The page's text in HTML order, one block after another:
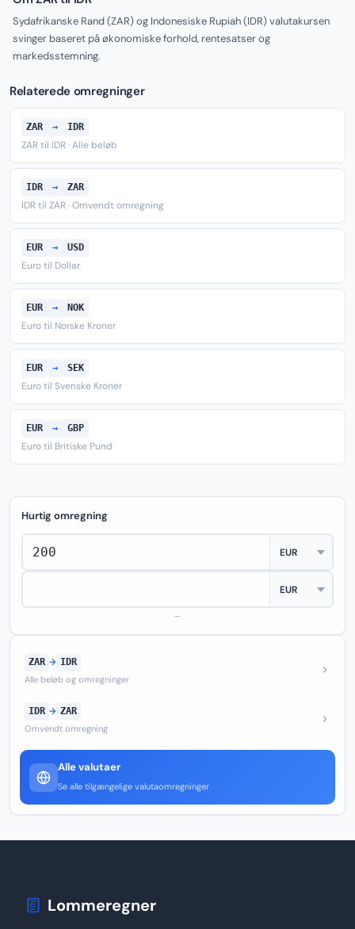
Sydafrikanske Rand (ZAR) og Indonesiske Rupiah (IDR) valutakursen
svinger baseret på økonomiske forhold, rentesatser og
markedsstemning.
Relaterede omregninger
ZAR → IDR
ZAR til IDR · Alle beløb
IDR → ZAR
IDR til ZAR · Omvendt omregning
EUR → USD
Euro til Dollar
EUR → NOK
Euro til Norske Kroner
EUR → SEK
Euro til Svenske Kroner
EUR → GBP
Euro til Britiske Pund
Hurtig omregning
—
ZAR → IDR
Alle beløb og omregninger
IDR → ZAR
Omvendt omregning
Alle valutaer
Se alle tilgængelige valutaomregninger
Lommeregner